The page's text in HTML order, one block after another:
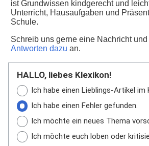
ist Grundwissen kindgerecht und
Unterricht, Hausaufgaben und
Schule.
Schreib uns gerne eine Nachricht
Antworten dazu an.
HALLO, liebes Klexikon!
Ich habe einen Lieblings-Artikel im
Ich habe einen Fehler gefunden.
Ich möchte ein neues Thema
Ich möchte euch loben oder